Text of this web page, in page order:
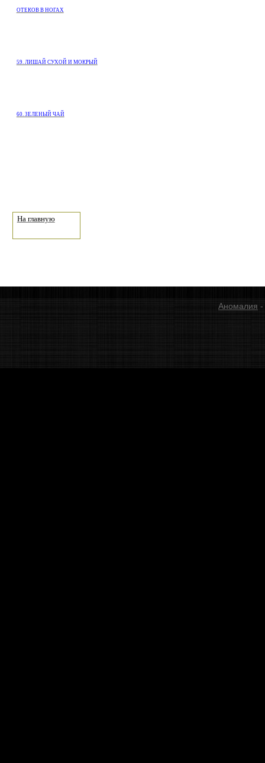
ОТЕКОВ В НОГАХ
59. ЛИШАЙ СУХОЙ И МОКРЫЙ
60. ЗЕЛЕНЫЙ ЧАЙ
На главную
Аномалия -